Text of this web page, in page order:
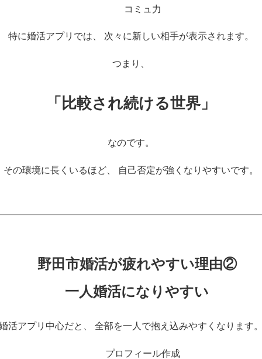
コミュ力
特に婚活アプリでは、 次々に新しい相手が表示されます。
つまり、
「比較され続ける世界」
なのです。
その環境に長くいるほど、 自己否定が強くなりやすいです。
野田市婚活が疲れやすい理由②
一人婚活になりやすい
活アプリ中心だと、 全部を一人で抱え込みやすくなります。
プロフィール作成